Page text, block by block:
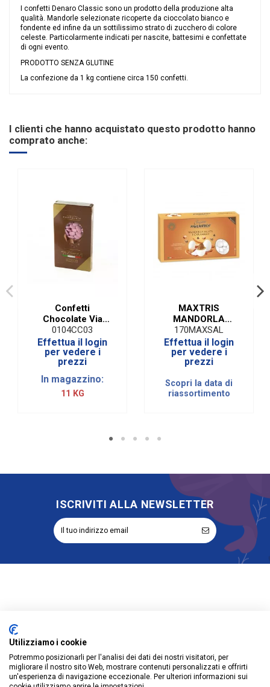
I confetti Denaro Classic sono un prodotto della produzione alta
qualità. Mandorle selezionate ricoperte da cioccolato bianco e
fondente ed infine da un sottilissimo strato di zucchero di colore
celeste. Particolarmente indicati per nascite, battesimi e confettate
di ogni evento.
PRODOTTO SENZA GLUTINE
La confezione da 1 kg contiene circa 150 confetti.
Ingredienti Mandorla e Cioccolato
Glutine
I clienti che hanno acquistato questo prodotto hanno
comprato anche:
Confetti
Chocolate Via
Fiume51
Cioccolato Rosa|1
Kg
0104CC03
Effettua il login
per vedere i
prezzi
In magazzino:
11 KG
MAXTRIS
MANDORLA
SALATA E
CARAMELLO
170MAXSAL
Effettua il login
per vedere i
prezzi
Scopri la data di
riassortimento
ISCRIVITI ALLA NEWSLETTER
Account
Prodotti
Utilizziamo i cookie
Potremmo posizionarli per l'analisi dei dati dei nostri visitatori, per
migliorare il nostro sito Web, mostrare contenuti personalizzati e offrirti
un'esperienza di navigazione eccezionale. Per ulteriori informazioni sui